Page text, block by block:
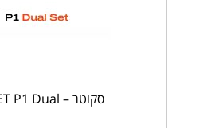
סקוטר – LEFEET P1 Dual